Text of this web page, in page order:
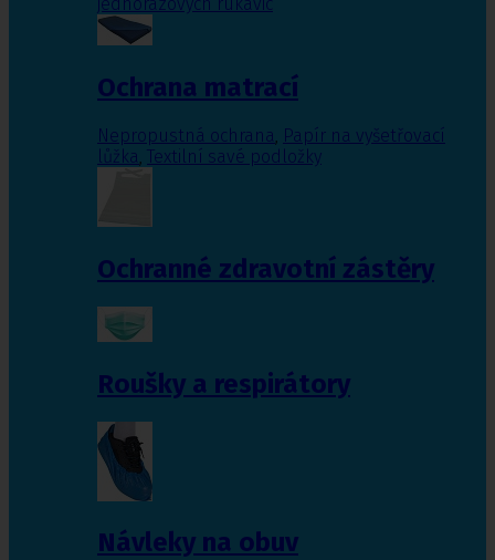
Ochrana matrací
Nepropustná ochrana, Papír na vyšetřovací
lůžka, Textilní savé podložky
Ochranné zdravotní zástěry
Roušky a respirátory
Návleky na obuv